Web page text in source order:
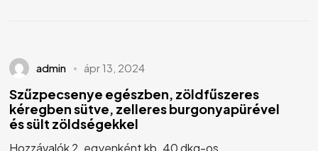
admin ápr 13, 2024
Szűzpecsenye egészben, zöldfűszeres
kéregben sütve, zelleres burgonyapürével
és sült zöldségekkel